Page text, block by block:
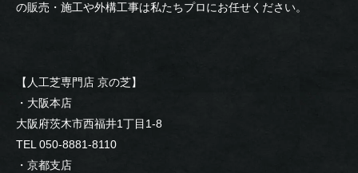
の販売・施工や外構工事は私たちプロにお任せください。
【人工芝専門店 京の芝】
・大阪本店
大阪府茨木市西福井1丁目1-8
TEL 050-8881-8110
・京都支店